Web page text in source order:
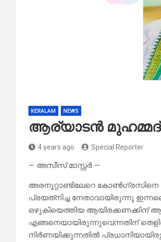
KERALAM NEWS
ആര്യാടന്‍ മുഹമ്മദ്
4 years ago Special Reporter
— അസീസ് മാസ്റ്റർ —
അരനൂറ്റാണ്ടിലേറെ കോണ്‍ഗ്രസിനെ
പ്രയത്‌നിച്ച നേതാവായിരുന്നു
ഒഴുകിയെത്തിയ ആയിരക്കണക്കിന്
എങ്ങനെയായിരുന്നുവെന്നതിന്
നിര്‍ണയിക്കുന്നതില്‍